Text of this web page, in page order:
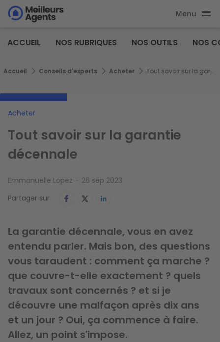
Aller
au
principal
Aller au
principal
Menu
Agents
ACCUEIL NOS RUBRIQUES NOS OUTILS NOS
Fil d'Ariane
Accueil Conseils d'experts Acheter Tout savoir sur la garantie décennale
Acheter
Tout savoir sur la garantie
décennale
Emmanuelle Lopez
26 sep 2023
Partager sur
La garantie décennale, vous en avez
entendu parler. Mais bon, des questions
vous taraudent : comment ça marche ?
que couvre-t-elle exactement ? quels
travaux sont concernés ? et si je
découvre une malfaçon après dix ans
et un jour ? Oui, ça commence à faire.
Allez, un point s'impose.